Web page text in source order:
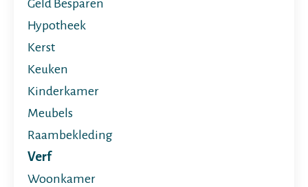
Geld Besparen
Hypotheek
Kerst
Keuken
Kinderkamer
Meubels
Raambekleding
Verf
Woonkamer